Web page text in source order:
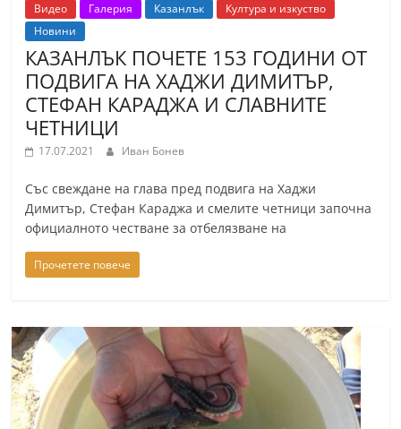
Видео Галерия Казанлък
Култура и изкуство
Новини
КАЗАНЛЪК ПОЧЕТЕ 153 ГОДИНИ ОТ
ПОДВИГА НА ХАДЖИ ДИМИТЪР,
СТЕФАН КАРАДЖА И СЛАВНИТЕ
ЧЕТНИЦИ
17.07.2021 Иван Бонев
Със свеждане на глава пред подвига на Хаджи
Димитър, Стефан Караджа и смелите четници започна
официалното честване за отбелязване на
Прочетете повече